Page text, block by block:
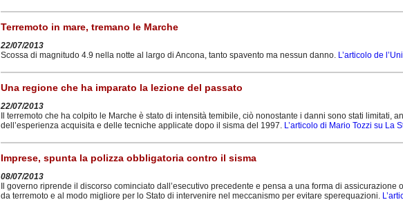
Terremoto in mare, tremano le Marche
22/07/2013
Scossa di magnitudo 4.9 nella notte al largo di Ancona, tanto spavento ma nessun danno. L’articolo de
Una regione che ha imparato la lezione del passato
22/07/2013
Il terremoto che ha colpito le Marche è stato di intensità temibile, ciò nonostante i danni sono stati limitati,
dell’esperienza acquisita e delle tecniche applicate dopo il sisma del 1997. L’articolo di Mario Tozzi su La
Imprese, spunta la polizza obbligatoria contro il sisma
08/07/2013
Il governo riprende il discorso cominciato dall’esecutivo precedente e pensa a una forma di assicurazione
da terremoto e al modo migliore per lo Stato di intervenire nel meccanismo per evitare sperequazioni.